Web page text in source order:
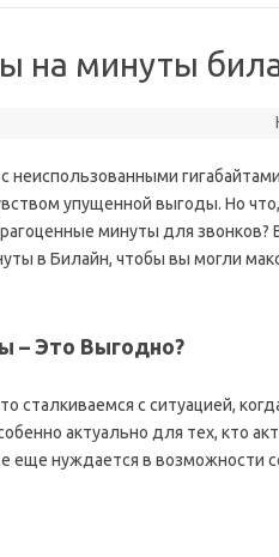
на минуты
упущенной выгоды. Но
минуты для звонков?
в Билайн, чтобы вы могли
– Это Выгодно?
с ситуацией,
актуально для тех, кто
еще нуждается в возможности